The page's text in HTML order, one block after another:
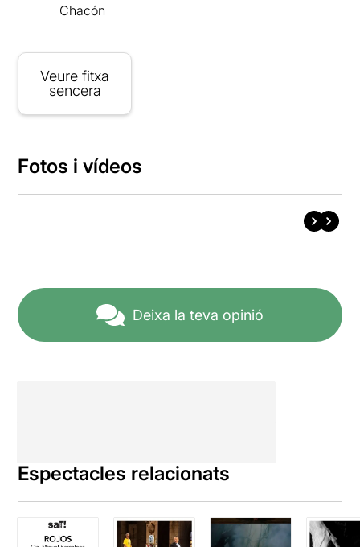
Chacón
Veure fitxa
sencera
Fotos i vídeos
Deixa la teva opinió
Espectacles relacionats